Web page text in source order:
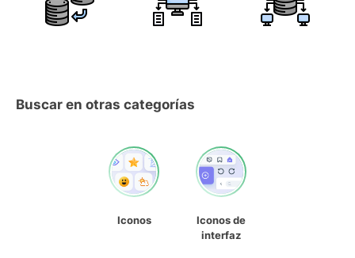
Buscar en otras categorías
Iconos
Iconos de
interfaz